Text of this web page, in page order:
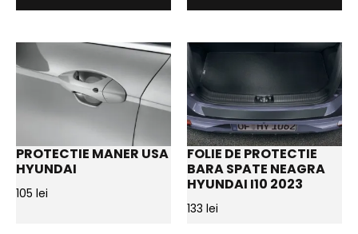
PROTECTIE MANER USA
HYUNDAI
105 lei
FOLIE DE PROTECTIE
BARA SPATE NEAGRA
HYUNDAI I10 2023
133 lei